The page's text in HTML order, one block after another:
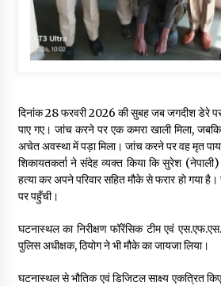
दिनांक 28 फरवरी 2026 की सुबह जब जगदीश डेरे पर
पाए गए। जांच करने पर एक कमरा खाली मिला,
अचेत अवस्था में पड़ा मिला। जांच करने पर वह मृत
शिकायतकर्ता ने संदेह व्यक्त किया कि सुरेश (नेपाली)
हत्या कर अपने परिवार सहित मौके से फरार हो गया
पर पहुँची।
घटनास्थल का निरीक्षण फॉरेंसिक टीम एवं
पुलिस अधीक्षक, ठियोग ने भी मौके का जायजा लिया।
घटनास्थल से भौतिक एवं डिजिटल साक्ष्य एकत्रित